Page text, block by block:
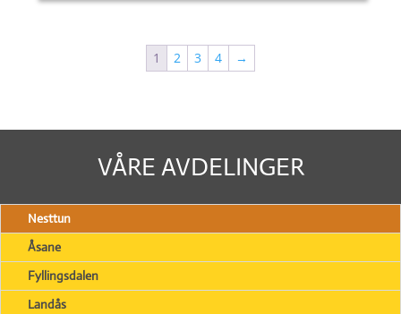
1 2 3 4 →
VÅRE AVDELINGER
Nesttun
Åsane
Fyllingsdalen
Landås